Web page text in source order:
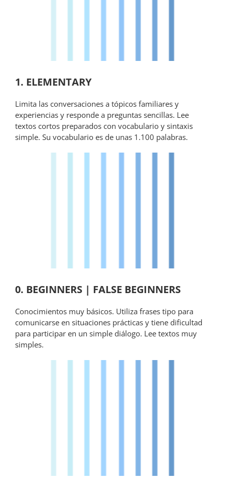
1. ELEMENTARY
Limita las conversaciones a tópicos familiares y
experiencias y responde a preguntas sencillas. Lee
textos cortos preparados con vocabulario y sintaxis
simple. Su vocabulario es de unas 1.100 palabras.
0. BEGINNERS | FALSE BEGINNERS
Conocimientos muy básicos. Utiliza frases tipo para
comunicarse en situaciones prácticas y tiene dificultad
para participar en un simple diálogo. Lee textos muy
simples.